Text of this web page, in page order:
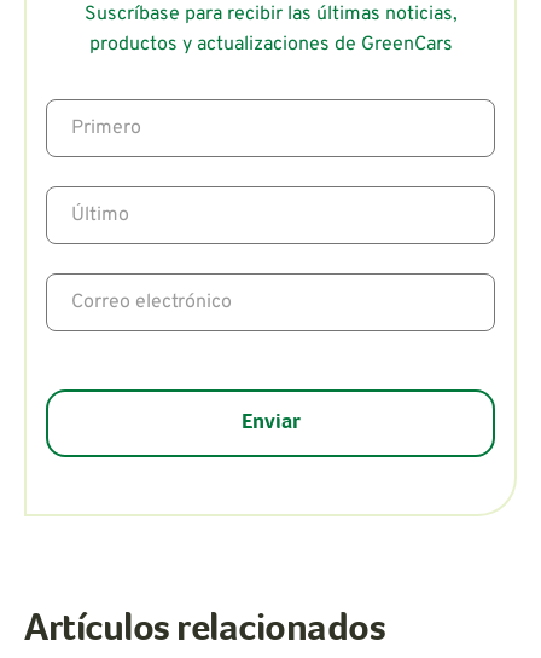
Suscríbase para recibir las últimas noticias,
productos y actualizaciones de GreenCars
Artículos relacionados